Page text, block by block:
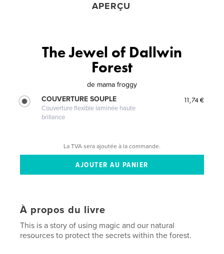
APERÇU
The Jewel of Dallwin
Forest
de mama froggy
COUVERTURE SOUPLE
Couverture flexible laminée haute
brillance
11,74 €
La TVA sera ajoutée à la commande.
À propos du livre
This is a story of using magic and our natural
resources to protect the secrets within the forest.